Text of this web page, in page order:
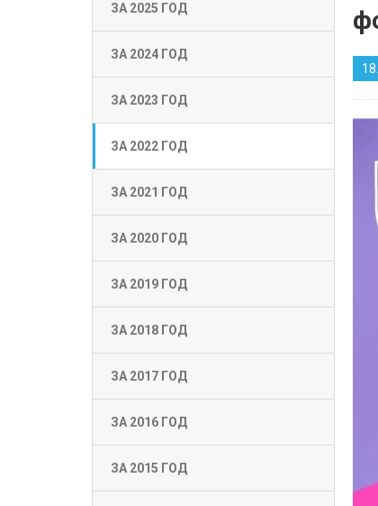
ЗА 2025 ГОД
ЗА 2024 ГОД
ЗА 2023 ГОД
ЗА 2022 ГОД
ЗА 2021 ГОД
ЗА 2020 ГОД
ЗА 2019 ГОД
ЗА 2018 ГОД
ЗА 2017 ГОД
ЗА 2016 ГОД
ЗА 2015 ГОД